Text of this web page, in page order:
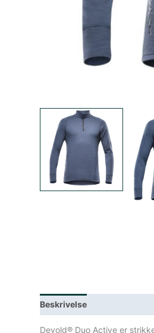
Beskrivelse
Devold® Duo Active er